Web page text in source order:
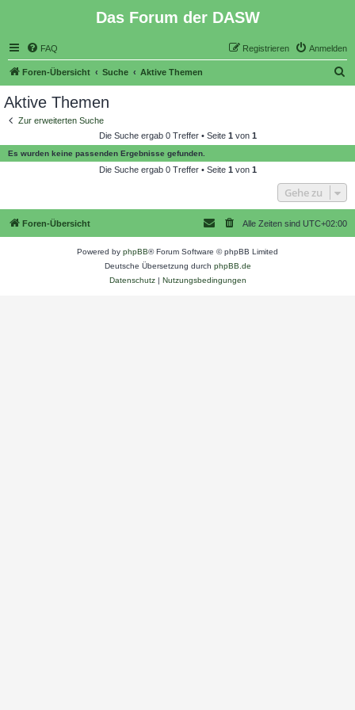
Das Forum der DASW
FAQ Anmelden
Registrieren
Foren-Übersicht Suche Aktive Themen
e
Aktive Themen
Zur erweiterten Suche
Die Suche ergab 0 Treffer • Seite 1 von 1
Es wurden keine passenden Ergebnisse gefunden.
Die Suche ergab 0 Treffer • Seite 1 von 1
Gehe zu
Foren-Übersicht Alle Zeiten sind UTC+02:00
Powered by phpBB® Forum Software © phpBB Limited
Deutsche Übersetzung durch phpBB.de
Datenschutz| Nutzungsbedingungen